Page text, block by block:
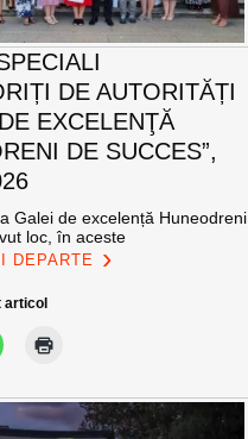
DE AUTORITĂȚI
EXCELENŢĂ
DE SUCCES”,
Galei de excelență Huneodreni
loc, în aceste
DEPARTE
articol